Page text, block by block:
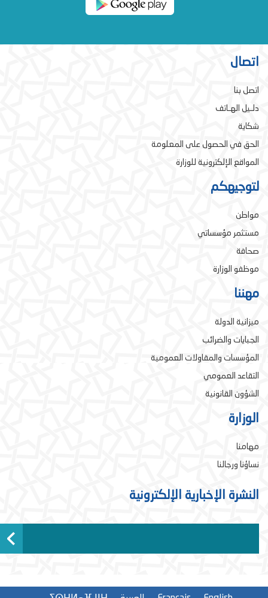
اتصال
اتصل بنا
دلـيل الهـاتف
شكاية
الحق في الحصول على المعلومة
المواقع الإلكترونية للوزارة
لتوجيهكم
مواطن
مستثمر مؤسساتي
صحافة
موظفو الوزارة
مهننا
ميزانية الدولة
الجبايات والضرائب
المؤسسات والمقاولات العمومية
التقاعد العمومي
الشؤون القانونية
الوزارة
مهامنا
نساؤنا ورجالنا
النشرة الإخبارية الإلكترونية